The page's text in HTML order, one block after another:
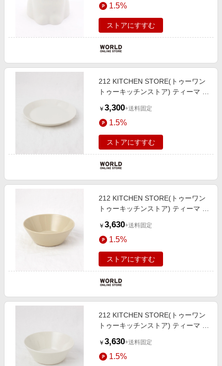
1.5%
ストアにすすむ
212 KITCHEN STORE(トゥーワン
トゥーキッチンストア) ティーマ プ
タラ＞
￥ 3,300+送料固定
1.5%
ストアにすすむ
212 KITCHEN STORE(トゥーワン
トゥーキッチンストア) ティーマ ボ
＞
￥ 3,630+送料固定
1.5%
ストアにすすむ
212 KITCHEN STORE(トゥーワン
トゥーキッチンストア) ティーマ ボ
ラ＞
￥ 3,630+送料固定
1.5%